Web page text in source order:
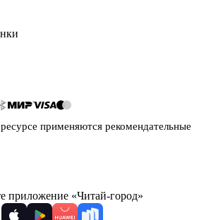
применяются рекомендательные
приложение «Читай-город»